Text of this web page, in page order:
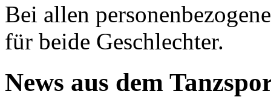
Bei allen
für beide Geschlechter.
News aus dem